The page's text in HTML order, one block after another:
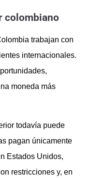
colombiano
trabajan con
internacionales.
moneda más
todavía puede
pagan únicamente
Estados Unidos,
restricciones y, en